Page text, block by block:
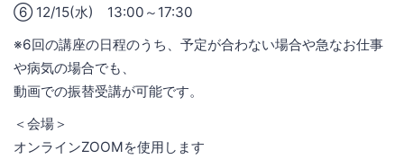
⑥ 12/15(水) 13:00～17:30
※6回の講座の日程のうち、予定が合わない場合や急なお仕事
や病気の場合でも、
動画での振替受講が可能です。
＜会場＞
オンラインZOOMを使用します